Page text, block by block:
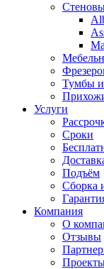
Тумбы
Услуги
Сроки
Подъём
Сборка
Компания
О
Отзывы